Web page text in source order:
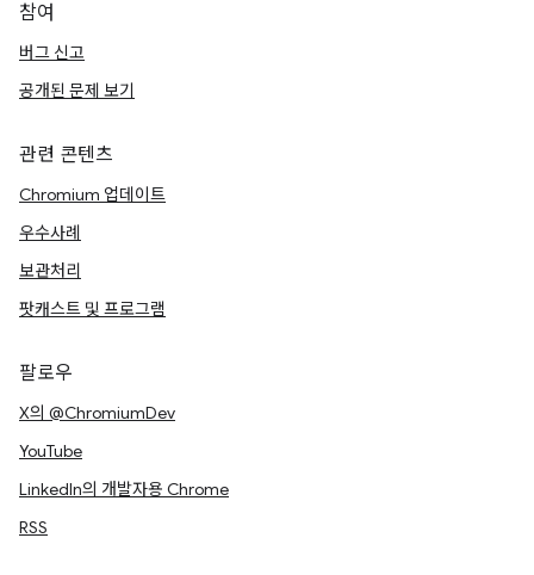
참여
버그 신고
공개된 문제 보기
관련 콘텐츠
Chromium 업데이트
우수사례
보관처리
팟캐스트 및 프로그램
팔로우
X의 @ChromiumDev
YouTube
LinkedIn의 개발자용 Chrome
RSS